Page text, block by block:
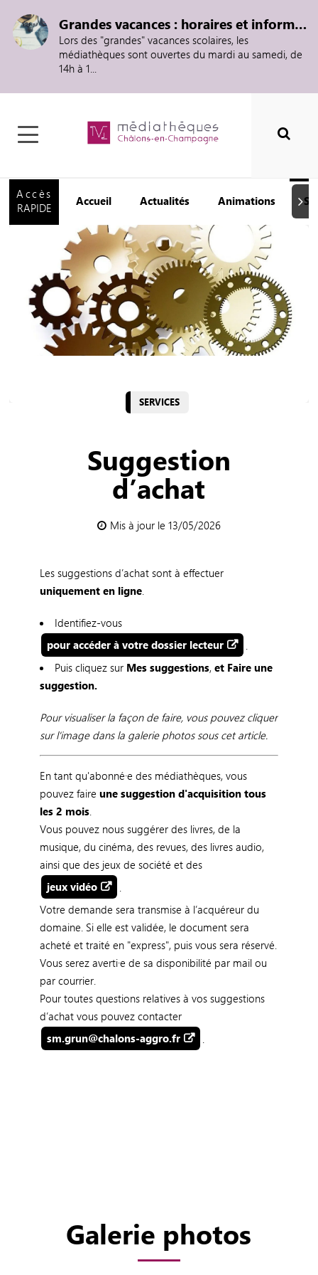
Grandes vacances : horaires et informations
Lors des "grandes" vacances scolaires, les
médiathèques sont ouvertes du mardi au samedi, de
14h à 1...
Accès
RAPIDE
Accueil Actualités Animations
SERVICES
Suggestion
d’achat
Mis à jour le 13/05/2026
Les suggestions d’achat sont à effectuer
uniquement en ligne.
Identifiez-vous
pour accéder à votre dossier lecteur
Puis cliquez sur Mes suggestions, et Faire une
suggestion.
Pour visualiser la façon de faire, vous pouvez cliquer
sur l'image dans la galerie photos sous cet article.
En tant qu'abonné·e des médiathèques, vous
pouvez faire une suggestion d'acquisition tous
les 2 mois.
Vous pouvez nous suggérer des livres, de la
musique, du cinéma, des revues, des livres audio,
ainsi que des jeux de société et des
jeux vidéo
Votre demande sera transmise à l’acquéreur du
domaine. Si elle est validée, le document sera
acheté et traité en "express", puis vous sera réservé.
Vous serez averti·e de sa disponibilité par mail ou
par courrier.
Pour toutes questions relatives à vos suggestions
d’achat vous pouvez contacter
sm.grun@chalons-aggro.fr
Galerie photos